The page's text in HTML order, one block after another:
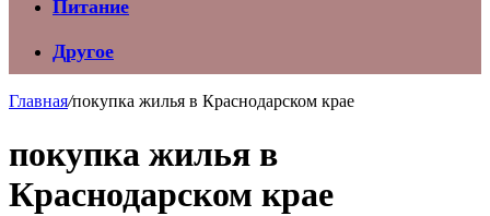
Питание
Другое
Главная/покупка жилья в Краснодарском крае
покупка жилья в
Краснодарском крае